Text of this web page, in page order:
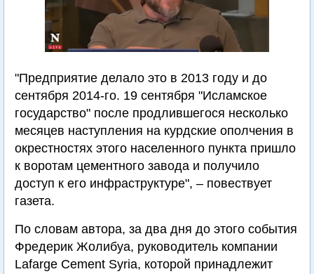
"Предприятие делало это в 2013 году и до
сентября 2014-го. 19 сентября "Исламское
государство" после продлившегося несколько
месяцев наступления на курдские ополчения в
окрестностях этого населенного пункта пришло
к воротам цементного завода и получило
доступ к его инфраструктуре", – повествует
газета.
По словам автора, за два дня до этого события
Фредерик Жолибуа, руководитель компании
Lafarge Cement Syria, которой принадлежит